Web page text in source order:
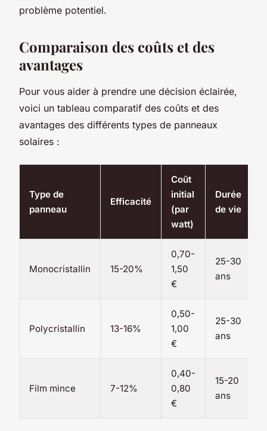
problème potentiel.
Comparaison des coûts et des
avantages
Pour vous aider à prendre une décision éclairée,
voici un tableau comparatif des coûts et des
avantages des différents types de panneaux
solaires :
Type de
panneau
Efficacité
Coût
initial
(par
watt)
Durée
de vie
Monocristallin 15-20%
0,70-
1,50
€
25-30
ans
Polycristallin 13-16%
0,50-
1,00
€
25-30
ans
Film mince 7-12%
0,40-
0,80
€
15-20
ans